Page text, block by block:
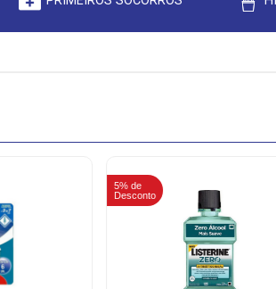
5% de
Desconto